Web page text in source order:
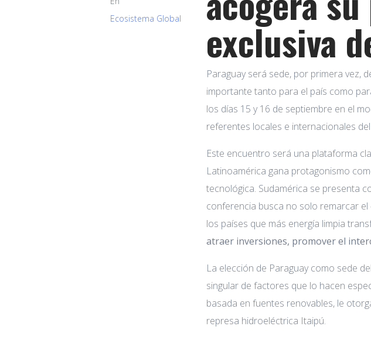
Ecosistema Global
exclusiva
Paraguay será sede, por primera vez,
importante tanto para el país como
los días 15 y 16 de septiembre en el
referentes locales e internacionales
Este encuentro será una plataforma
Latinoamérica gana protagonismo
tecnológica. Sudamérica se presenta
conferencia busca no solo remarcar
los países que más energía limpia
atraer inversiones, promover el
La elección de Paraguay como sede del
singular de factores que lo hacen
basada en fuentes renovables, le
represa hidroeléctrica Itaipú.